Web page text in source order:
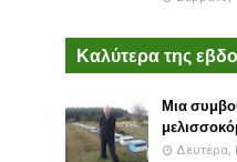
Καλύτερα της
Μια
Δευτέρα,